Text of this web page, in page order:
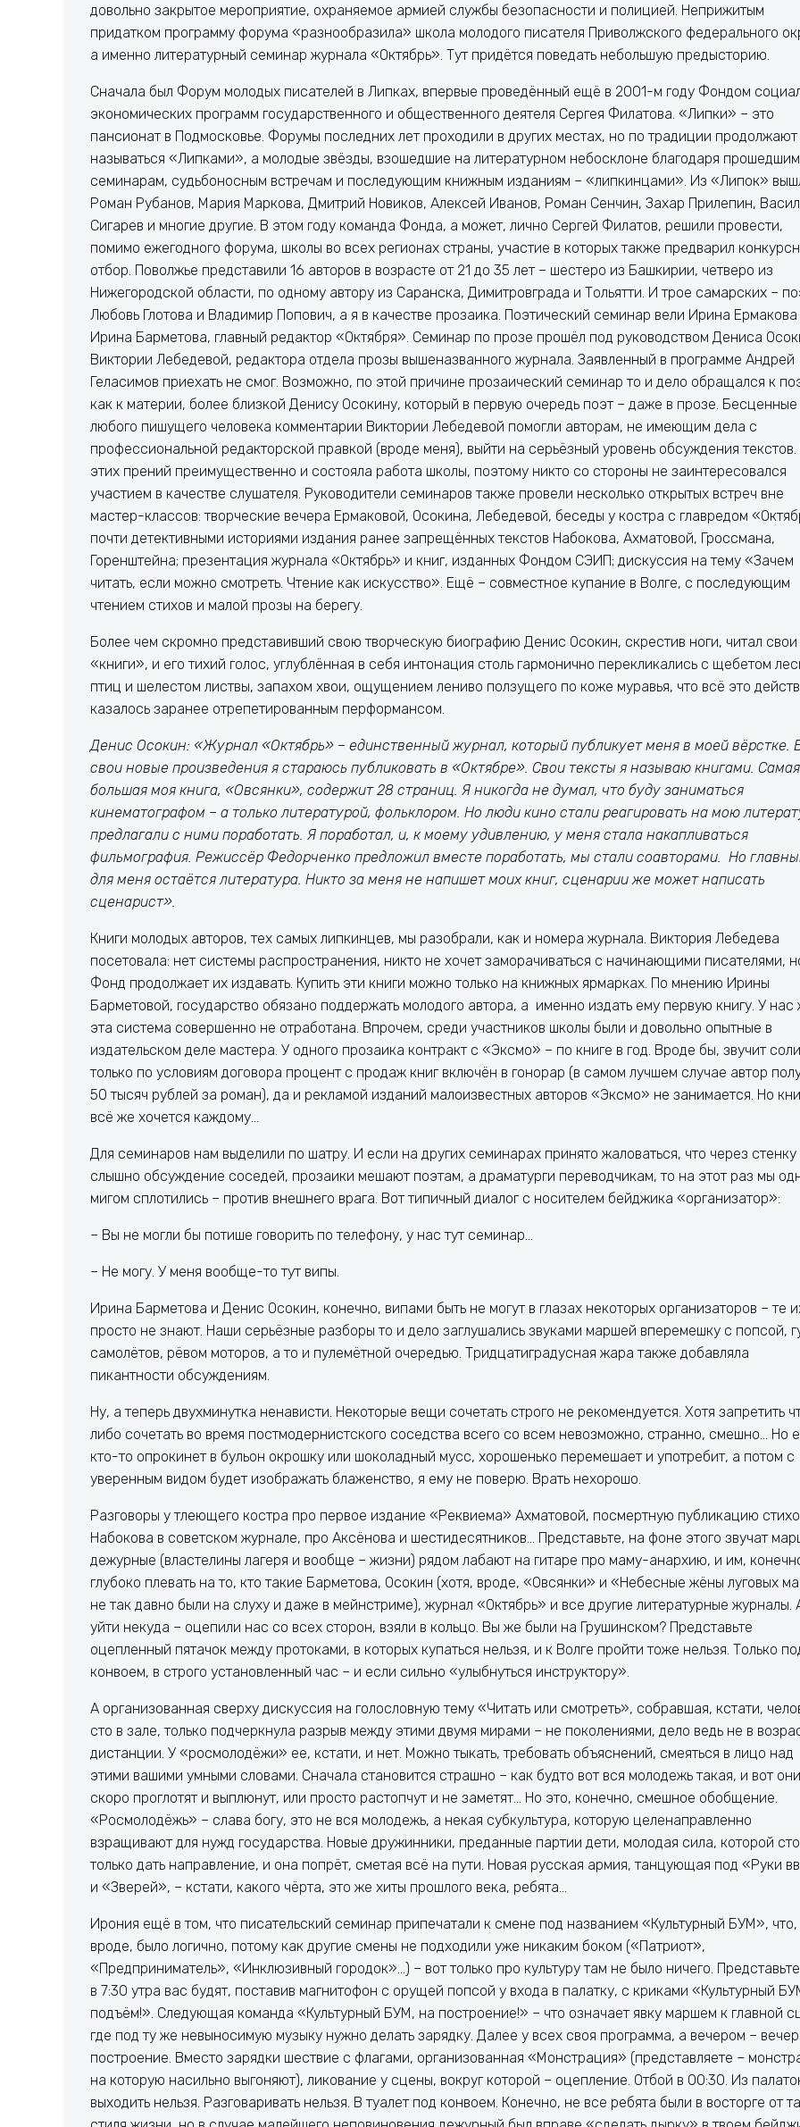
довольно закрытое мероприятие, охраняемое армией службы безопасности и полицией. Неприжитым
придатком программу форума «разнообразила» школа молодого писателя Приволжского федерального
а именно литературный семинар журнала «Октябрь». Тут придётся поведать небольшую предысторию.
Сначала был Форум молодых писателей в Липках, впервые проведённый ещё в 2001-м году Фондом
экономических программ государственного и общественного деятеля Сергея Филатова. «Липки» – это
пансионат в Подмосковье. Форумы последних лет проходили в других местах, но по традиции продолжают
называться «Липками», а молодые звёзды, взошедшие на литературном небосклоне благодаря прошедшим
семинарам, судьбоносным встречам и последующим книжным изданиям – «липкинцами». Из «Липок»
Роман Рубанов, Мария Маркова, Дмитрий Новиков, Алексей Иванов, Роман Сенчин, Захар Прилепин,
Сигарев и многие другие. В этом году команда Фонда, а может, лично Сергей Филатов, решили провести,
помимо ежегодного форума, школы во всех регионах страны, участие в которых также предварил
отбор. Поволжье представили 16 авторов в возрасте от 21 до 35 лет – шестеро из Башкирии, четверо из
Нижегородской области, по одному автору из Саранска, Димитровграда и Тольятти. И трое самарских –
Любовь Глотова и Владимир Попович, а я в качестве прозаика. Поэтический семинар вели Ирина Ермакова
Ирина Барметова, главный редактор «Октября». Семинар по прозе прошёл под руководством Дениса
Виктории Лебедевой, редактора отдела прозы вышеназванного журнала. Заявленный в программе Андрей
Геласимов приехать не смог. Возможно, по этой причине прозаический семинар то и дело обращался к
как к материи, более близкой Денису Осокину, который в первую очередь поэт – даже в прозе. Бесценные
любого пишущего человека комментарии Виктории Лебедевой помогли авторам, не имеющим дела с
профессиональной редакторской правкой (вроде меня), выйти на серьёзный уровень обсуждения текстов.
этих прений преимущественно и состояла работа школы, поэтому никто со стороны не заинтересовался
участием в качестве слушателя. Руководители семинаров также провели несколько открытых встреч вне
мастер-классов: творческие вечера Ермаковой, Осокина, Лебедевой, беседы у костра с главредом
почти детективными историями издания ранее запрещённых текстов Набокова, Ахматовой, Гроссмана,
Горенштейна; презентация журнала «Октябрь» и книг, изданных Фондом СЭИП; дискуссия на тему «Зачем
читать, если можно смотреть. Чтение как искусство». Ещё – совместное купание в Волге, с последующим
чтением стихов и малой прозы на берегу.
Более чем скромно представивший свою творческую биографию Денис Осокин, скрестив ноги, читал свои
«книги», и его тихий голос, углублённая в себя интонация столь гармонично перекликались с щебетом
птиц и шелестом листвы, запахом хвои, ощущением лениво ползущего по коже муравья, что всё это
казалось заранее отрепетированным перформансом.
Денис Осокин: «Журнал «Октябрь» – единственный журнал, который публикует меня в моей вёрстке.
свои новые произведения я стараюсь публиковать в «Октябре». Свои тексты я называю книгами. Самая
большая моя книга, «Овсянки», содержит 28 страниц. Я никогда не думал, что буду заниматься
кинематографом – а только литературой, фольклором. Но люди кино стали реагировать на мою
предлагали с ними поработать. Я поработал, и, к моему удивлению, у меня стала накапливаться
фильмография. Режиссёр Федорченко предложил вместе поработать, мы стали соавторами. Но
для меня остаётся литература. Никто за меня не напишет моих книг, сценарии же может написать
сценарист».
Книги молодых авторов, тех самых липкинцев, мы разобрали, как и номера журнала. Виктория Лебедева
посетовала: нет системы распространения, никто не хочет заморачиваться с начинающими писателями,
Фонд продолжает их издавать. Купить эти книги можно только на книжных ярмарках. По мнению Ирины
Барметовой, государство обязано поддержать молодого автора, а именно издать ему первую книгу. У нас
эта система совершенно не отработана. Впрочем, среди участников школы были и довольно опытные в
издательском деле мастера. У одного прозаика контракт с «Эксмо» – по книге в год. Вроде бы, звучит
только по условиям договора процент с продаж книг включён в гонорар (в самом лучшем случае автор
50 тысяч рублей за роман), да и рекламой изданий малоизвестных авторов «Эксмо» не занимается. Но
всё же хочется каждому…
Для семинаров нам выделили по шатру. И если на других семинарах принято жаловаться, что через стенку
слышно обсуждение соседей, прозаики мешают поэтам, а драматурги переводчикам, то на этот раз мы
мигом сплотились – против внешнего врага. Вот типичный диалог с носителем бейджика «организатор»:
– Вы не могли бы потише говорить по телефону, у нас тут семинар…
– Не могу. У меня вообще-то тут випы.
Ирина Барметова и Денис Осокин, конечно, випами быть не могут в глазах некоторых организаторов – те
просто не знают. Наши серьёзные разборы то и дело заглушались звуками маршей вперемешку с попсой,
самолётов, рёвом моторов, а то и пулемётной очередью. Тридцатиградусная жара также добавляла
пикантности обсуждениям.
Ну, а теперь двухминутка ненависти. Некоторые вещи сочетать строго не рекомендуется. Хотя запретить
либо сочетать во время постмодернистского соседства всего со всем невозможно, странно, смешно… Но
кто-то опрокинет в бульон окрошку или шоколадный мусс, хорошенько перемешает и употребит, а потом с
уверенным видом будет изображать блаженство, я ему не поверю. Врать нехорошо.
Разговоры у тлеющего костра про первое издание «Реквиема» Ахматовой, посмертную публикацию
Набокова в советском журнале, про Аксёнова и шестидесятников… Представьте, на фоне этого звучат
дежурные (властелины лагеря и вообще – жизни) рядом лабают на гитаре про маму-анархию, и им,
глубоко плевать на то, кто такие Барметова, Осокин (хотя, вроде, «Овсянки» и «Небесные жёны луговых
не так давно были на слуху и даже в мейнстриме), журнал «Октябрь» и все другие литературные журналы.
уйти некуда – оцепили нас со всех сторон, взяли в кольцо. Вы же были на Грушинском? Представьте
оцепленный пятачок между протоками, в которых купаться нельзя, и к Волге пройти тоже нельзя. Только
конвоем, в строго установленный час – и если сильно «улыбнуться инструктору».
А организованная сверху дискуссия на голословную тему «Читать или смотреть», собравшая, кстати,
сто в зале, только подчеркнула разрыв между этими двумя мирами – не поколениями, дело ведь не в
дистанции. У «росмолодёжи» ее, кстати, и нет. Можно тыкать, требовать объяснений, смеяться в лицо над
этими вашими умными словами. Сначала становится страшно – как будто вот вся молодежь такая, и вот
скоро проглотят и выплюнут, или просто растопчут и не заметят… Но это, конечно, смешное обобщение.
«Росмолодёжь» – слава богу, это не вся молодежь, а некая субкультура, которую целенаправленно
взращивают для нужд государства. Новые дружинники, преданные партии дети, молодая сила, которой
только дать направление, и она попрёт, сметая всё на пути. Новая русская армия, танцующая под «Руки
и «Зверей», – кстати, какого чёрта, это же хиты прошлого века, ребята…
Ирония ещё в том, что писательский семинар припечатали к смене под названием «Культурный БУМ», что,
вроде, было логично, потому как другие смены не подходили уже никаким боком («Патриот»,
«Предприниматель», «Инклюзивный городок»…) – вот только про культуру там не было ничего.
в 7:30 утра вас будят, поставив магнитофон с орущей попсой у входа в палатку, с криками «Культурный
подъём!». Следующая команда «Культурный БУМ, на построение!» – что означает явку маршем к главной
где под ту же невыносимую музыку нужно делать зарядку. Далее у всех своя программа, а вечером –
построение. Вместо зарядки шествие с флагами, организованная «Монстрация» (представляете –
на которую насильно выгоняют), ликование у сцены, вокруг которой – оцепление. Отбой в 00:30. Из
выходить нельзя. Разговаривать нельзя. В туалет под конвоем. Конечно, не все ребята были в восторге от